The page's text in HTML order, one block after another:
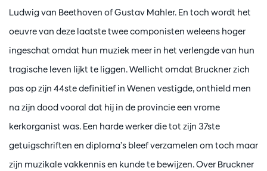
Ludwig van Beethoven of Gustav Mahler. En toch wordt het
oeuvre van deze laatste twee componisten weleens hoger
ingeschat omdat hun muziek meer in het verlengde van hun
tragische leven lijkt te liggen. Wellicht omdat Bruckner zich
pas op zijn 44ste definitief in Wenen vestigde, onthield men
na zijn dood vooral dat hij in de provincie een vrome
kerkorganist was. Een harde werker die tot zijn 37ste
getuigschriften en diploma’s bleef verzamelen om toch maar
zijn muzikale vakkennis en kunde te bewijzen. Over Bruckner